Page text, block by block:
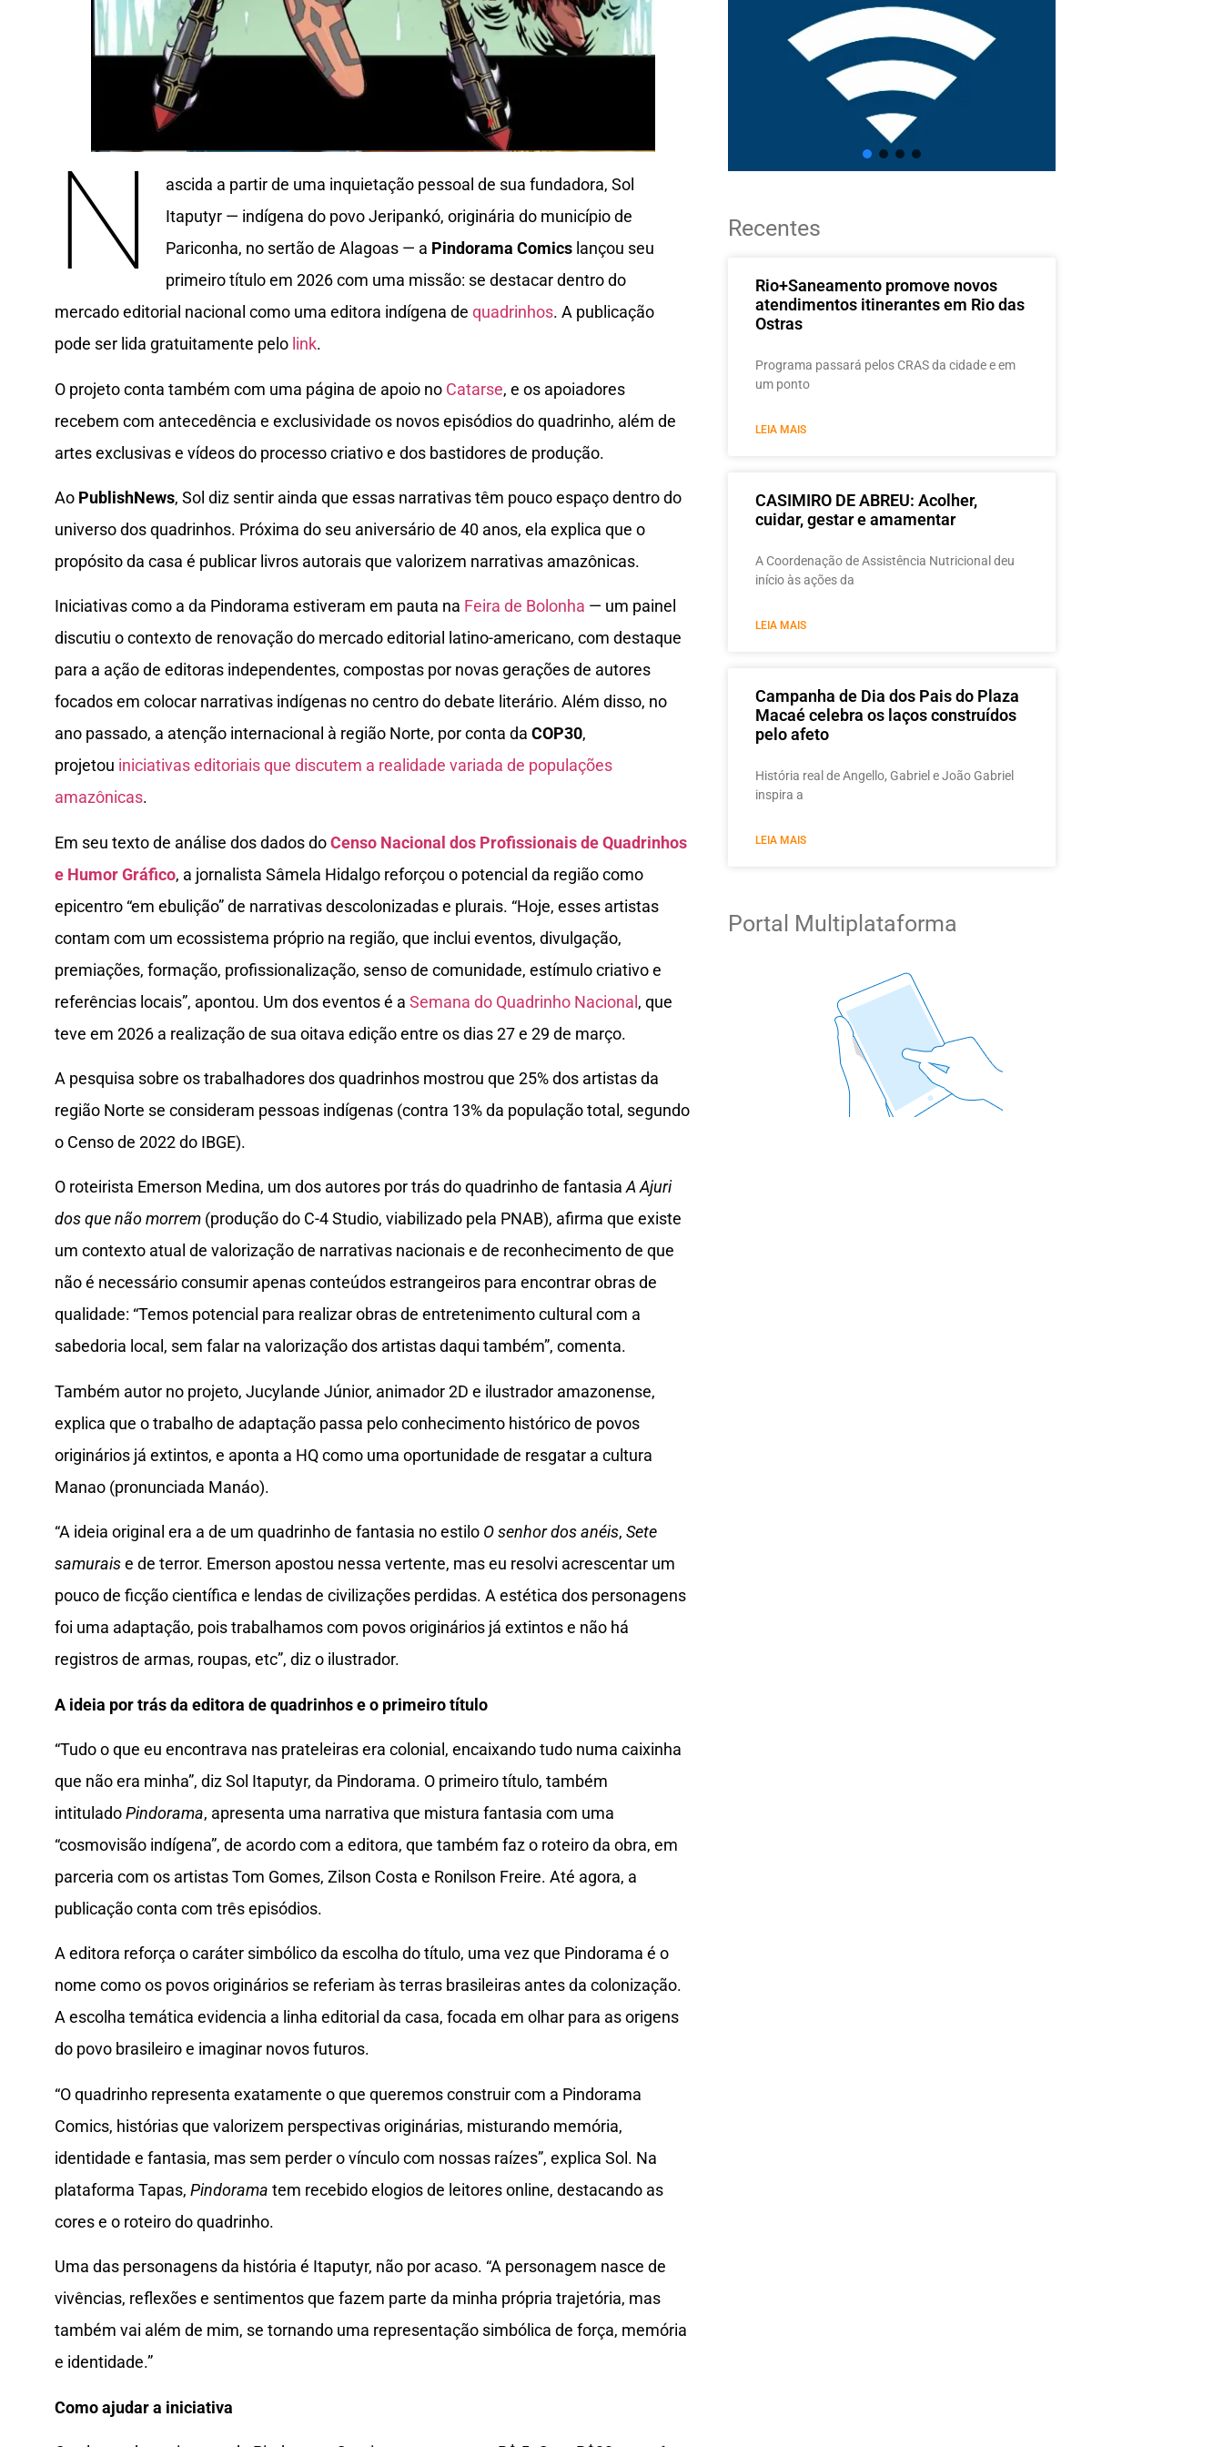
N
ascida a partir de uma inquietação pessoal de sua fundadora, Sol
Itaputyr — indígena do povo Jeripankó, originária do município de
Pariconha, no sertão de Alagoas — a Pindorama Comics lançou seu
primeiro título em 2026 com uma missão: se destacar dentro do
mercado editorial nacional como uma editora indígena de quadrinhos. A publicação
pode ser lida gratuitamente pelo link.
O projeto conta também com uma página de apoio no Catarse, e os apoiadores
recebem com antecedência e exclusividade os novos episódios do quadrinho, além de
artes exclusivas e vídeos do processo criativo e dos bastidores de produção.
Ao PublishNews, Sol diz sentir ainda que essas narrativas têm pouco espaço dentro do
universo dos quadrinhos. Próxima do seu aniversário de 40 anos, ela explica que o
propósito da casa é publicar livros autorais que valorizem narrativas amazônicas.
Iniciativas como a da Pindorama estiveram em pauta na Feira de Bolonha — um painel
discutiu o contexto de renovação do mercado editorial latino-americano, com destaque
para a ação de editoras independentes, compostas por novas gerações de autores
focados em colocar narrativas indígenas no centro do debate literário. Além disso, no
ano passado, a atenção internacional à região Norte, por conta da COP30,
projetou iniciativas editoriais que discutem a realidade variada de populações
amazônicas.
Em seu texto de análise dos dados doCenso Nacional dos Profissionais de Quadrinhos
e Humor Gráfico, a jornalista Sâmela Hidalgo reforçou o potencial da região como
epicentro “em ebulição” de narrativas descolonizadas e plurais. “Hoje, esses artistas
contam com um ecossistema próprio na região, que inclui eventos, divulgação,
premiações, formação, profissionalização, senso de comunidade, estímulo criativo e
referências locais”, apontou. Um dos eventos é a Semana do Quadrinho Nacional, que
teve em 2026 a realização de sua oitava edição entre os dias 27 e 29 de março.
A pesquisa sobre os trabalhadores dos quadrinhos mostrou que 25% dos artistas da
região Norte se consideram pessoas indígenas (contra 13% da população total, segundo
o Censo de 2022 do IBGE).
O roteirista Emerson Medina, um dos autores por trás do quadrinho de fantasiaA Ajuri
dos que não morrem (produção do C-4 Studio, viabilizado pela PNAB), afirma que existe
um contexto atual de valorização de narrativas nacionais e de reconhecimento de que
não é necessário consumir apenas conteúdos estrangeiros para encontrar obras de
qualidade: “Temos potencial para realizar obras de entretenimento cultural com a
sabedoria local, sem falar na valorização dos artistas daqui também”, comenta.
Também autor no projeto, Jucylande Júnior, animador 2D e ilustrador amazonense,
explica que o trabalho de adaptação passa pelo conhecimento histórico de povos
originários já extintos, e aponta a HQ como uma oportunidade de resgatar a cultura
Manao (pronunciada Manáo).
“A ideia original era a de um quadrinho de fantasia no estilo O senhor dos anéis, Sete
samuraise de terror. Emerson apostou nessa vertente, mas eu resolvi acrescentar um
pouco de ficção científica e lendas de civilizações perdidas. A estética dos personagens
foi uma adaptação, pois trabalhamos com povos originários já extintos e não há
registros de armas, roupas, etc”, diz o ilustrador.
A ideia por trás da editora de quadrinhos e o primeiro título
“Tudo o que eu encontrava nas prateleiras era colonial, encaixando tudo numa caixinha
que não era minha”, diz Sol Itaputyr, da Pindorama. O primeiro título, também
intituladoPindorama, apresenta uma narrativa que mistura fantasia com uma
“cosmovisão indígena”, de acordo com a editora, que também faz o roteiro da obra, em
parceria com os artistas Tom Gomes, Zilson Costa e Ronilson Freire. Até agora, a
publicação conta com três episódios.
A editora reforça o caráter simbólico da escolha do título, uma vez que Pindorama é o
nome como os povos originários se referiam às terras brasileiras antes da colonização.
A escolha temática evidencia a linha editorial da casa, focada em olhar para as origens
do povo brasileiro e imaginar novos futuros.
“O quadrinho representa exatamente o que queremos construir com a Pindorama
Comics, histórias que valorizem perspectivas originárias, misturando memória,
identidade e fantasia, mas sem perder o vínculo com nossas raízes”, explica Sol. Na
plataforma Tapas, Pindorama tem recebido elogios de leitores online, destacando as
cores e o roteiro do quadrinho.
Uma das personagens da história é Itaputyr, não por acaso. “A personagem nasce de
vivências, reflexões e sentimentos que fazem parte da minha própria trajetória, mas
também vai além de mim, se tornando uma representação simbólica de força, memória
e identidade.”
Como ajudar a iniciativa
Recentes
Rio+Saneamento promove novos
atendimentos itinerantes em Rio das
Ostras
Programa passará pelos CRAS da cidade e em
um ponto
LEIA MAIS
CASIMIRO DE ABREU: Acolher,
cuidar, gestar e amamentar
A Coordenação de Assistência Nutricional deu
início às ações da
LEIA MAIS
Campanha de Dia dos Pais do Plaza
Macaé celebra os laços construídos
pelo afeto
História real de Angello, Gabriel e João Gabriel
inspira a
LEIA MAIS
Portal Multiplataforma